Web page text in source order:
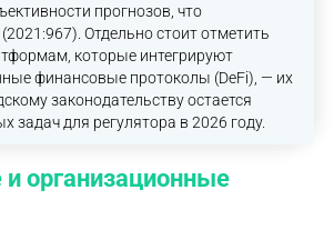
прогнозов, что
(2021:967). Отдельно стоит отметить
которые интегрируют
финансовые протоколы (DeFi), — их
законодательству остается
задач для регулятора в 2026 году.
организационные